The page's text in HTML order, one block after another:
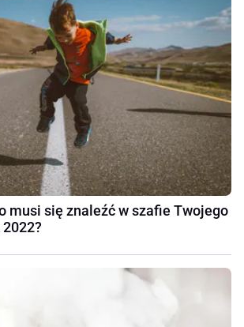
musi się znaleźć w szafie Twojego